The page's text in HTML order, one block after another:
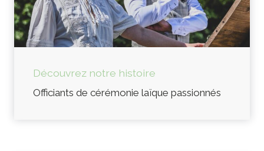
Découvrez notre histoire
Officiants de cérémonie laïque passionnés